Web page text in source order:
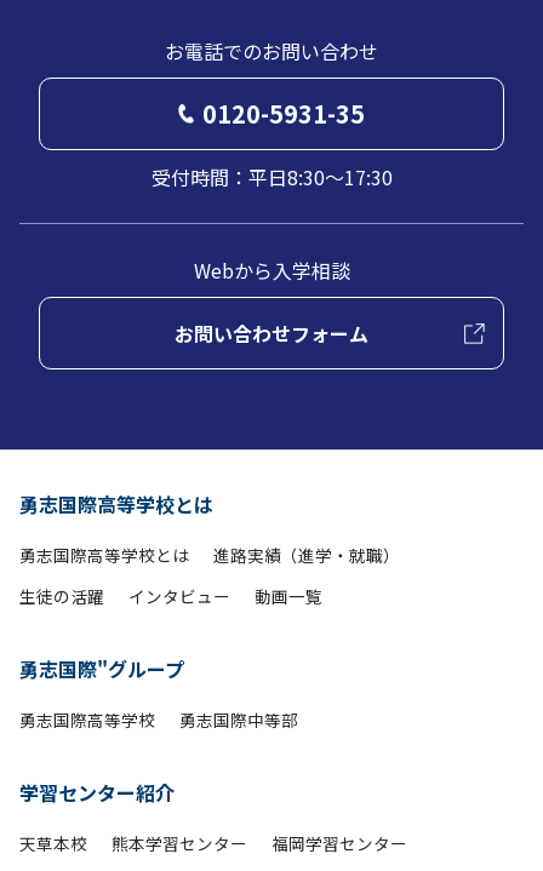
お電話でのお問い合わせ
0120-5931-35
受付時間：平日8:30～17:30
Webから入学相談
お問い合わせフォーム
勇志国際高等学校とは
勇志国際高等学校とは
進路実績（進学・就職）
生徒の活躍
インタビュー 動画一覧
勇志国際"グループ
勇志国際高等学校 勇志国際中等部
学習センター紹介
天草本校 熊本学習センター
福岡学習センター